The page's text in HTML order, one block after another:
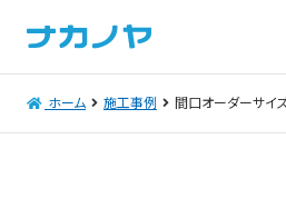
ホーム 施工事例 間口オーダーサイズ